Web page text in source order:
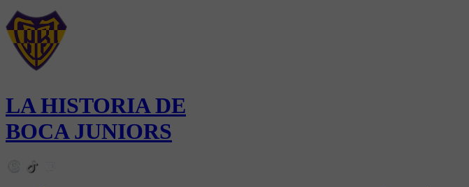
LA HISTORIA DE
BOCA JUNIORS